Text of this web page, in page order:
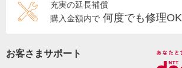
充実の延長補償
購入金額内で 何度でも修理OK
お客さまサポート